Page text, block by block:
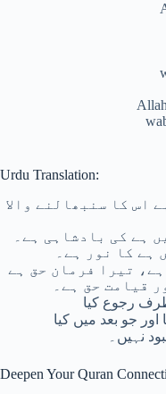
Urdu Translation:
اس کا سنبھالنے والا
ہے کی بادشاہی ہے۔
ہے کا نور ہے۔
قیامت حق ہے۔
نہیں۔
Deepen Your Quran